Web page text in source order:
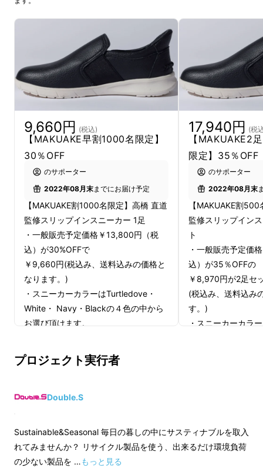
9,660円 (税込)
【MAKUAKE早割1000名限定】
30％OFF
のサポーター
2022年08月末までにお届け予定
【MAKUAKE割1000名限定】高橋 直道
監修スリップインスニーカー 1足
・一般販売予定価格￥13,800円（税
込）が30%OFFで
￥9,660円(税込み、送料込みの価格と
なります。)
・スニーカーカラーはTurtledove・
White・ Navy・Blackの４色の中から
お選び頂けます。
・一部のデザイン/仕様につきましては
予告なく変更になる場合がございま
・ご注文状況/使用部材の供給状況/製
れる場合があります。ご了承くださ
17,940円 (税
【MAKUAKE2
限定】35％OFF
のサポーター
2022年08月末
【MAKUAKE割
監修スリップイン
ト
・一般販売予定価
込）が35％OFFの
￥8,970円が2足セ
(税込み、送料込み
す。)
・スニーカーカラ
・ご注文状況/使用
造工程上の都合等
プロジェクト実行者
Double.S
Sustainable&Seasonal 毎日の暮しの中にサスティナブルを取入
れてみませんか？ リサイクル製品を使う、出来るだけ環境負荷
の少ない製品を …もっと見る